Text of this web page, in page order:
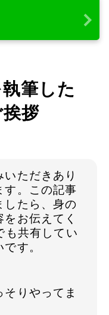
筆した
拶
ただきあり
す。この記事
したら、身の
お伝えてく
も共有してい
す。
りやってま